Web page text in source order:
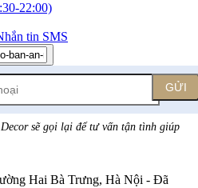
22:00)
tin SMS
GỬI
sẽ gọi lại để tư vấn tận tình giúp
Hai Bà Trưng, Hà Nội - Đã